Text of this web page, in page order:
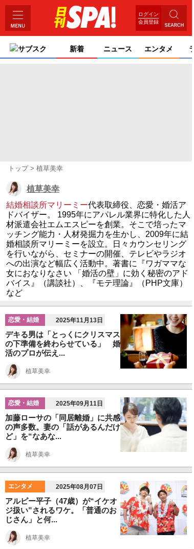
ログイン
会員登録
サブスク 新着 ニュース エンタメ
トップ 植草美幸
植草美幸
結婚相談所マリーミー代表取締役、恋愛・婚活ア
ドバイザー。 1995年にアパレル業界に特化した人
材派遣会社エムエスピーを創業。そこで培ったマ
ッチング能力・人材発掘力を生かし、2009年に結
婚相談所マリーミーを設立。日々カウンセリング
を行いながら、セミナーの開催、テレビやラジオ
への出演など幅広く活動中。著書に『ワガママな
女におなりなさい 「婚活の壁」に効く秘密のアド
バイス』（講談社）、『モテ理論』（PHP文庫）
など
恋愛・結婚 2025年11月13日
デキる男は「とっくにクリスマス
の下準備を終わらせている」 婚
活のプロが伝え...
植草美幸
恋愛・結婚 2025年09月11日
加藤ローサの「同居離婚」に共感
の声多数。妻の「話があるんだけ
ど」を“なあな...
植草美幸
エンタメ 2025年08月07日
アルピー平子（47歳）が“イケオ
ジ扱い”されるワケ。「普通のお
じさん」と何...
植草美幸